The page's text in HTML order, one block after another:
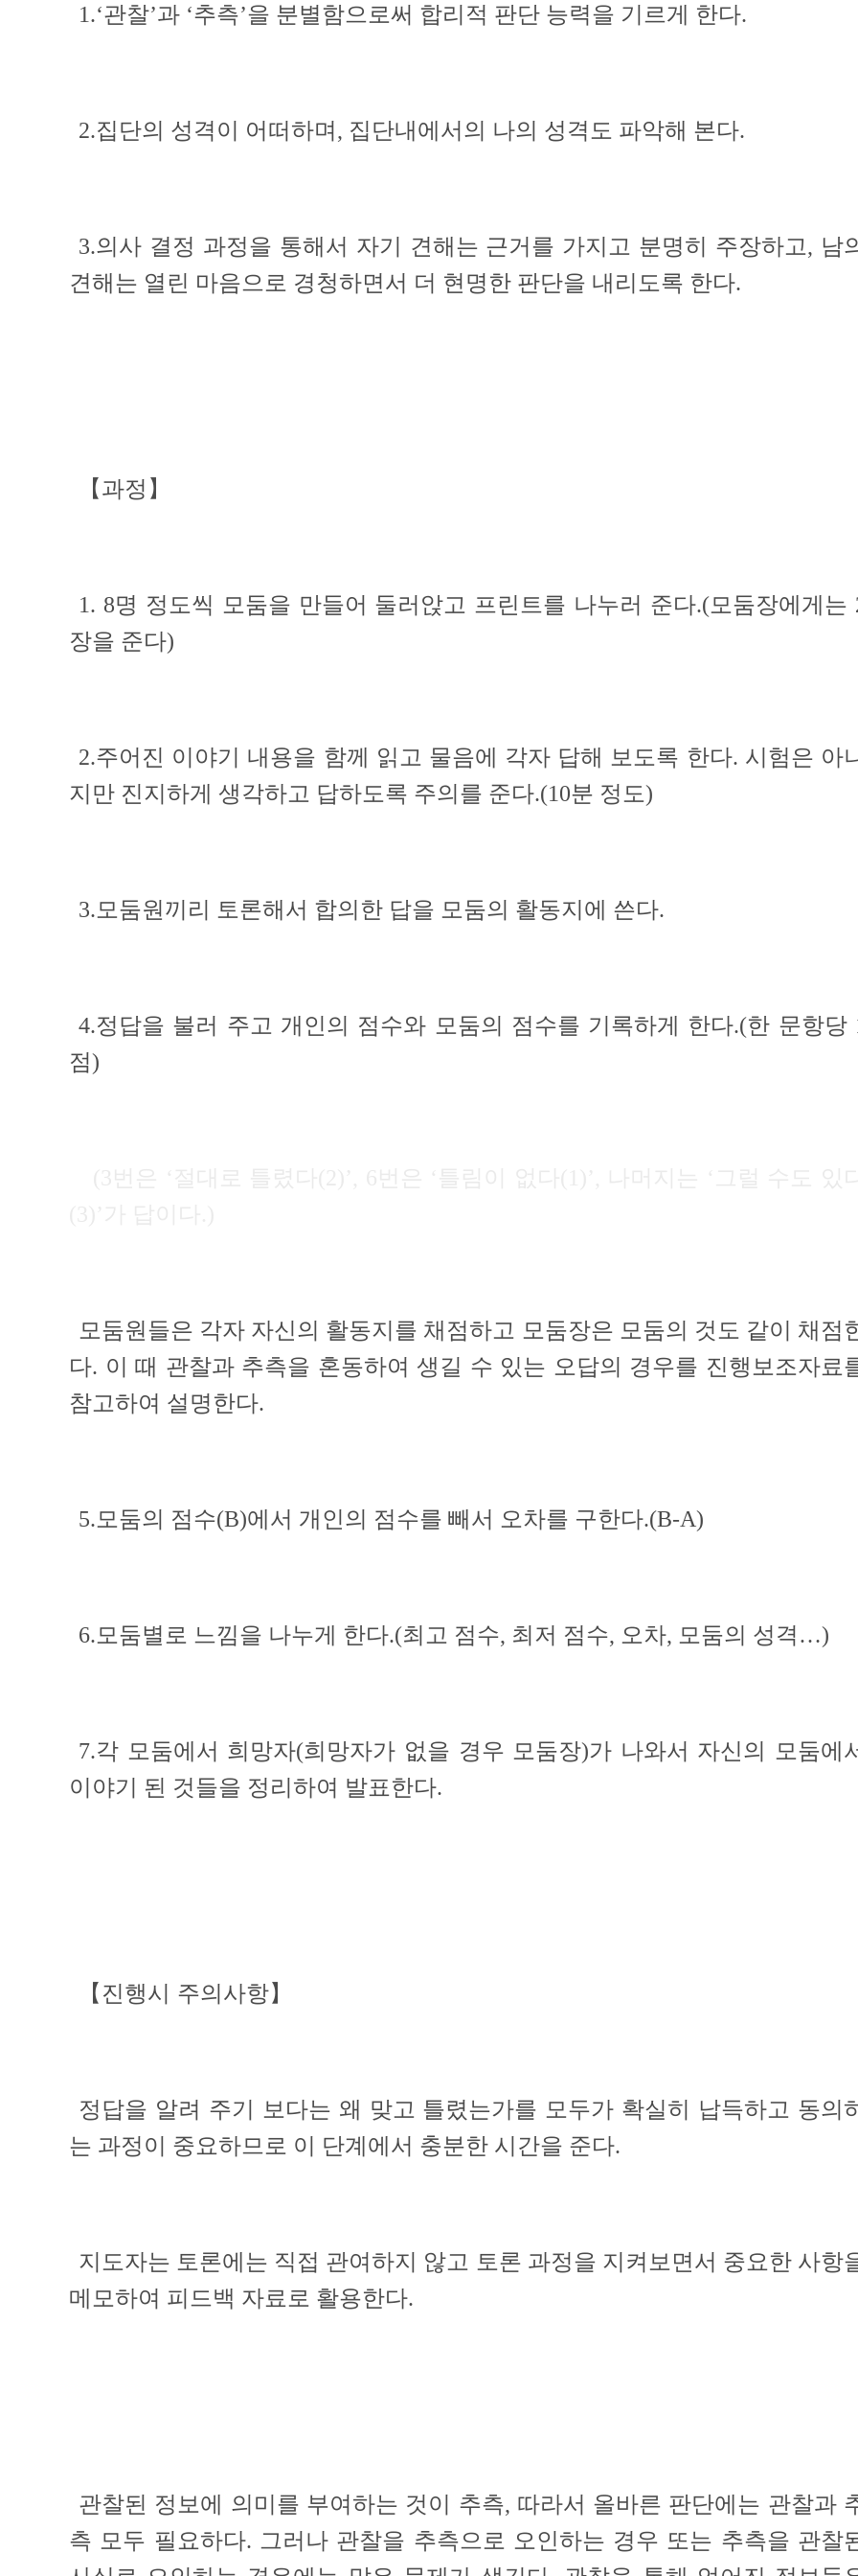
1.‘관찰’과 ‘추측’을 분별함으로써 합리적 판단 능력을 기르게 한다.
2.집단의 성격이 어떠하며, 집단내에서의 나의 성격도 파악해 본다.
3.의사 결정 과정을 통해서 자기 견해는 근거를 가지고 분명히 주장하고, 남
견해는 열린 마음으로 경청하면서 더 현명한 판단을 내리도록 한다.
【과정】
1. 8명 정도씩 모둠을 만들어 둘러앉고 프린트를 나누러 준다.(모둠장에게는
장을 준다)
2.주어진 이야기 내용을 함께 읽고 물음에 각자 답해 보도록 한다. 시험은 아
지만 진지하게 생각하고 답하도록 주의를 준다.(10분 정도)
3.모둠원끼리 토론해서 합의한 답을 모둠의 활동지에 쓴다.
4.정답을 불러 주고 개인의 점수와 모둠의 점수를 기록하게 한다.(한 문항당
점)
모둠원들은 각자 자신의 활동지를 채점하고 모둠장은 모둠의 것도 같이 채점
다. 이 때 관찰과 추측을 혼동하여 생길 수 있는 오답의 경우를 진행보조자료
참고하여 설명한다.
5.모둠의 점수(B)에서 개인의 점수를 빼서 오차를 구한다.(B-A)
6.모둠별로 느낌을 나누게 한다.(최고 점수, 최저 점수, 오차, 모둠의 성격…)
7.각 모둠에서 희망자(희망자가 없을 경우 모둠장)가 나와서 자신의 모둠에
이야기 된 것들을 정리하여 발표한다.
【진행시 주의사항】
정답을 알려 주기 보다는 왜 맞고 틀렸는가를 모두가 확실히 납득하고 동의
는 과정이 중요하므로 이 단계에서 충분한 시간을 준다.
지도자는 토론에는 직접 관여하지 않고 토론 과정을 지켜보면서 중요한 사항
메모하여 피드백 자료로 활용한다.
관찰된 정보에 의미를 부여하는 것이 추측, 따라서 올바른 판단에는 관찰과
측 모두 필요하다. 그러나 관찰을 추측으로 오인하는 경우 또는 추측을 관찰